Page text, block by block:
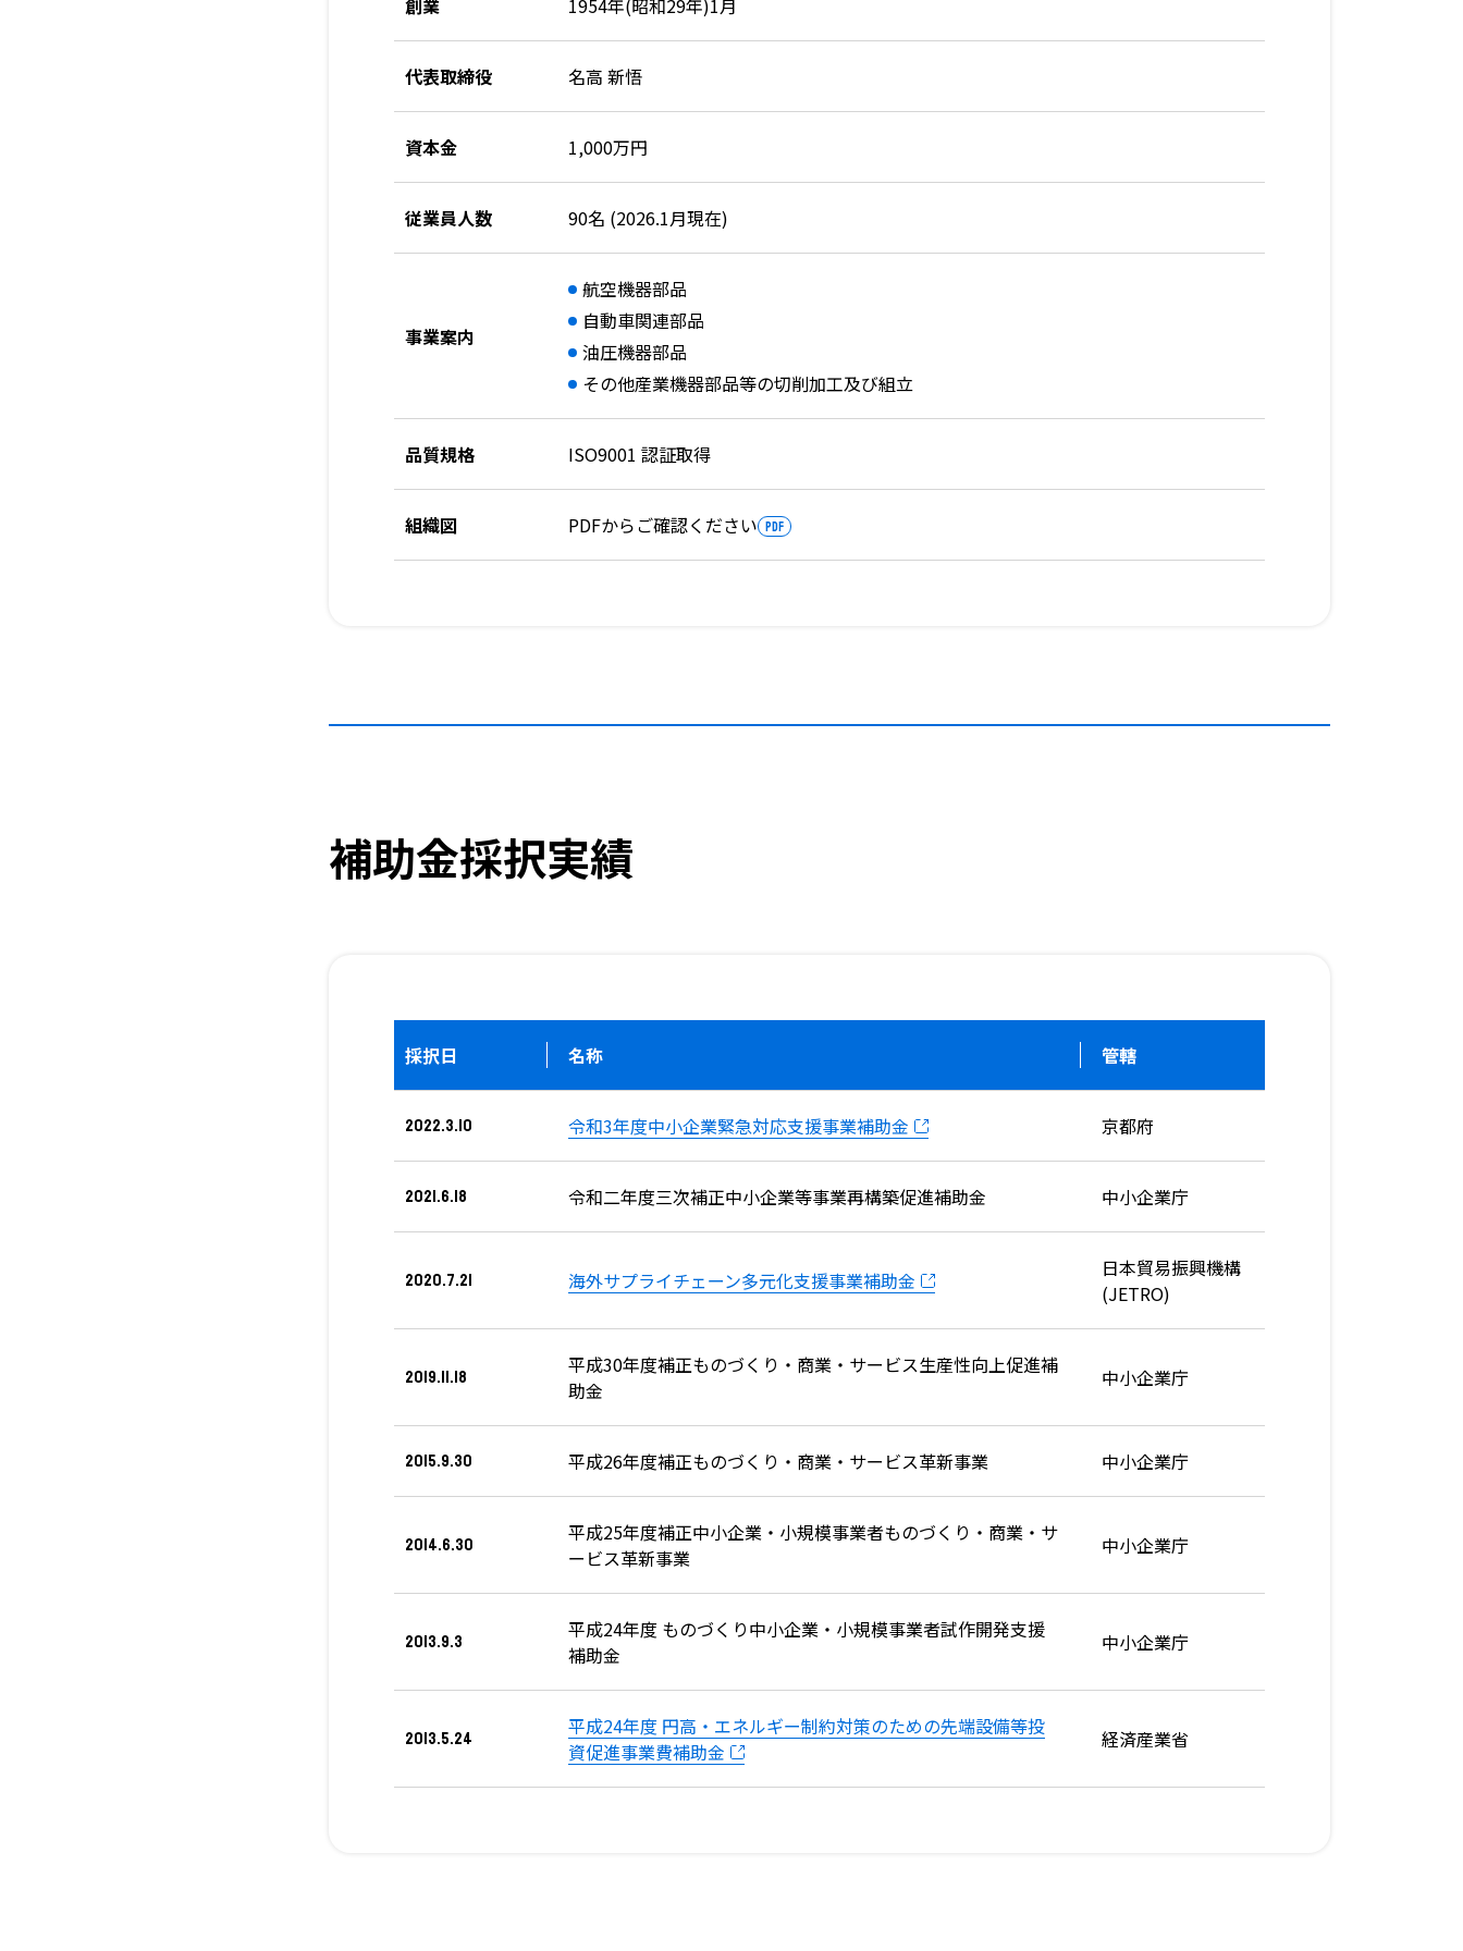
創業 1954年(昭和29年)1月
代表取締役 名高 新悟
資本金 1,000万円
従業員人数 90名 (2026.1月現在)
事業案内
航空機器部品
自動車関連部品
油圧機器部品
その他産業機器部品等の切削加工及び組立
品質規格 ISO9001 認証取得
組織図 PDFからご確認ください PDF
補助金採択実績
採択日 名称 管轄
2022.3.10 令和3年度中小企業緊急対応支援事業補助金 京都府
2021.6.18 令和二年度三次補正中小企業等事業再構築促進補助金 中小企業庁
2020.7.21 海外サプライチェーン多元化支援事業補助金
日本貿易振興機構
(JETRO)
2019.11.18
平成30年度補正ものづくり・商業・サービス生産性向上促進補
助金
中小企業庁
2015.9.30 平成26年度補正ものづくり・商業・サービス革新事業 中小企業庁
2014.6.30
平成25年度補正中小企業・小規模事業者ものづくり・商業・サ
ービス革新事業
中小企業庁
2013.9.3
平成24年度 ものづくり中小企業・小規模事業者試作開発支援
補助金
中小企業庁
2013.5.24
平成24年度 円高・エネルギー制約対策のための先端設備等投
資促進事業費補助金
経済産業省